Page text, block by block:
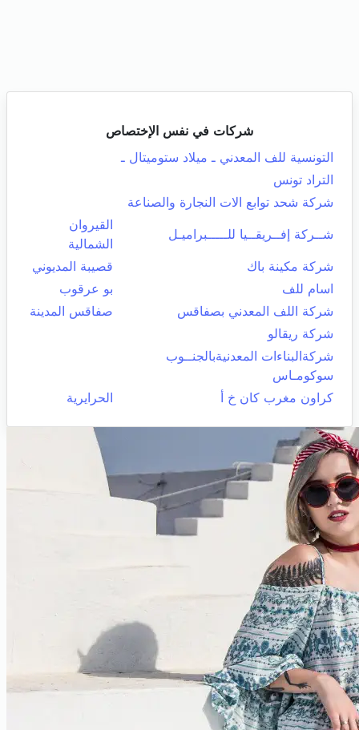
شركات في نفس الإختصاص
التونسية للف المعدني ـ ميلاد ستوميتال ـ
التراد تونس
شركة شحد توابع الات النجارة والصناعة
شــركة إفــريقــيا للـــــبراميـل
القيروان
الشمالية
شركة مكينة باك
قصيبة المديوني
اسام للف
بو عرقوب
شركة اللف المعدني بصفاقس
صفاقس المدينة
شركة ريقالو
شركةالبناءات المعدنيةبالجنــوب
سوكومـاس
كراون مغرب كان خ أ
الحرايرية